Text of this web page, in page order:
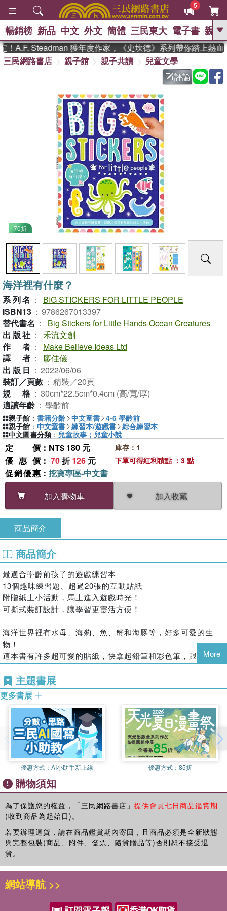
5
GO
熱搜： 東野圭吾 、 高希均教授回憶錄
父親節 、 如果歷
暑期推薦 、 國際布克
獎 臺灣漫遊錄 、 方念華
登輝時代 、 數學女孩：黎曼猜想
偉大的迷走神經
暢銷榜 新品 中文 外文 簡體 三民東大 電子書 親子
A.F. Steadman 獲年度作家，《史坎德》系列帶你踏上熱血
三民網路書店
親子館 親子共讀
兒童文學
評論
70折
海洋裡有什麼？
系列名 ：
BIG STICKERS FOR LITTLE PEOPLE
ISBN13 ： 9786267013397
替代書名 ：
Big Stickers for Little Hands Ocean Creatures
出版社 ： 禾流文創
作者 ：
Make Believe Ideas Ltd
譯者 ：
廖佳儀
出版日 ： 2022/06/06
裝訂／頁數 ： 精裝／20頁
規格 ： 30cm*22.5cm*0.4cm (高/寬/厚)
適讀年齡 ： 學齡前
定價 ：NT$ 180 元
優惠價 ： 70折126 元
促銷優惠 ： 挖寶專區-中文書
加入購物車
加入收藏
庫存：1
下單可得紅利積點 ：3 點
親子館 ： 書籍分齡 中文童書 4-6 學齡前
親子館 ： 中文童書 練習本/遊戲書 綜合練習本
中文圖書分類 ： 兒童故事；兒童小說
商品簡介
商品簡介
最適合學齡前孩子的遊戲練習本
13個趣味練習題、超過20張的互動貼紙
附贈紙上小活動，馬上進入遊戲時光！
可撕式裝訂設計，讓學習更靈活方便！
海洋世界裡有水母、海豹、魚、蟹和海豚等，好多可愛的生
物！
這本書有許多超可愛的貼紙，快拿起鉛筆和彩色筆，跟著海洋
生物，進入奇幻的海洋世界吧！還有2個超有趣的紙上小活
動，等著你來探索喔！
全書有13個趣味練習題、超過20張的互動貼紙，小朋友可以按
照形狀，找到相對應的貼紙。從趣味中學習，並且培養基礎認
書籍*特色 ★小手大貼紙，貼出學習興趣
【BIG STICKERS FOR LITTLE PEOPLE】系列為了符合孩
子的小手，貼心設計了超大貼紙，方便孩子貼上和撕起，而且
貼紙的圖案豐富又可愛，吸引孩子的目光！透過貼貼紙的過
程，不只訓練孩子使用手指，還能邊探索邊玩樂，進而引起孩
子學習的興趣。
★ 豐富練習題型，培養多項能力
子對數學敬而遠之。本書即透過可愛的圖案吸引注意，幫助孩
子理解數學概念，並且提高孩子學習數學的興趣。
 塗色及塗鴉：運用色彩表達孩子的情緒和感覺，過程中還能
訓練孩子的小肌肉、促進肢體動覺，進而培養手眼協調的能
力。
過程能訓練孩子的觀察力，對所見的事物進行分析和綜合，能
More
主題書展
更多書展
優惠方式： AI小助手新上線 優惠方式： 85折
購物須知
為了保護您的權益，「三民網路書店」 提供會員七日商品鑑賞期
(收到商品為起始日)。
若要辦理退貨，請在商品鑑賞期內寄回，且商品必須是全新狀態
與完整包裝(商品、附件、發票、隨貨贈品等)否則恕不接受退
貨。
網站導航 >>